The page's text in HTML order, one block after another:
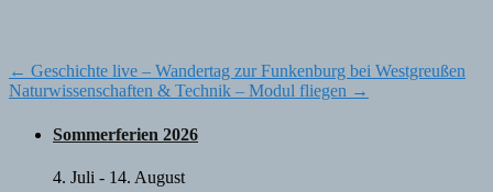
Post
navigation
← Geschichte live – Wandertag zur Funkenburg bei Westgreußen
Naturwissenschaften & Technik – Modul fliegen →
Sommerferien 2026
4. Juli - 14. August